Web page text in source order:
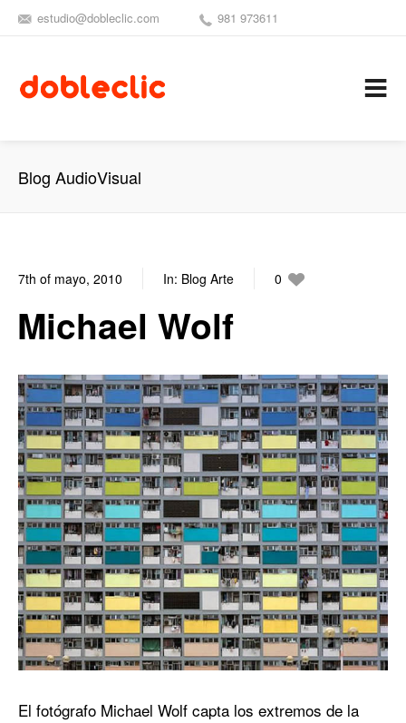
estudio@dobleclic.com 981 973611
Blog AudioVisual
7th of mayo, 2010 In: Blog Arte
0
Michael Wolf
El fotógrafo Michael Wolf capta los extremos de la